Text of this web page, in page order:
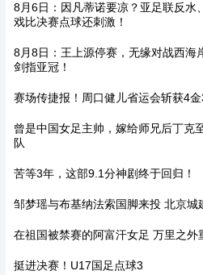
8月6日：因凡蒂诺要凉？亚足联反水
戏比决赛点球还刺激！
8月8日：王上源停赛，无缘对战西海
剑指亚冠！
赛场传捷报！周口健儿省运会斩获4
曾是中国女足主帅，嫁给师兄后丁克
队
苦等3年，这部9.1分神剧终于回归！
邹梦瑶与布基纳法索国脚来投 北京城
在祖国被禁赛的阿富汗女足 万里之外
挺进决赛！U17国足点球3